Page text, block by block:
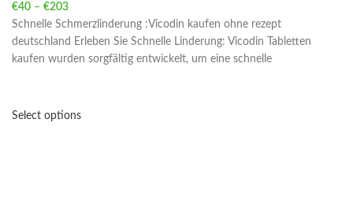
€40 – €203
Schnelle Schmerzlinderung :Vicodin kaufen ohne rezept
deutschland Erleben Sie Schnelle Linderung: Vicodin Tabletten
kaufen wurden sorgfältig entwickelt, um eine schnelle
Select options